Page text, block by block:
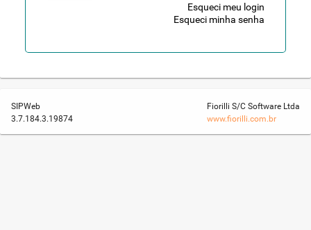
Esqueci meu login
Esqueci minha senha
SIPWeb
3.7.184.3.19874
Fiorilli S/C Software Ltda
www.fiorilli.com.br